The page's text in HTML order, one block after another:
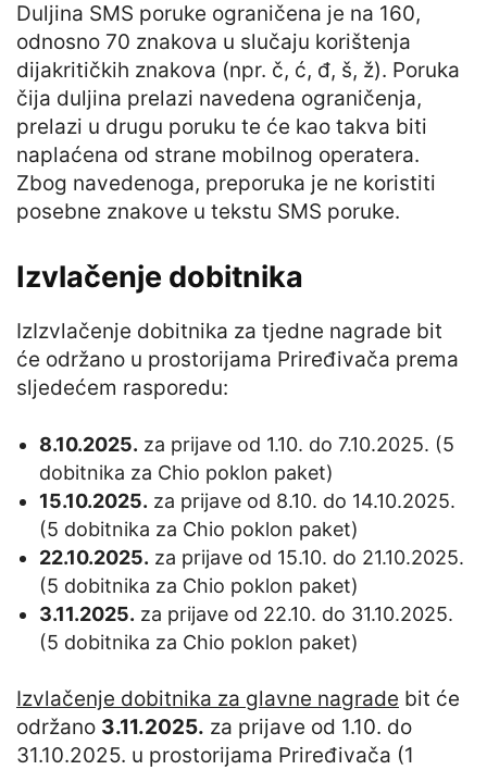
Duljina SMS poruke ograničena je na 160,
odnosno 70 znakova u slučaju korištenja
dijakritičkih znakova (npr. č, ć, đ, š, ž). Poruka
čija duljina prelazi navedena ograničenja,
prelazi u drugu poruku te će kao takva biti
naplaćena od strane mobilnog operatera.
Zbog navedenoga, preporuka je ne koristiti
posebne znakove u tekstu SMS poruke.
Izvlačenje dobitnika
IzIzvlačenje dobitnika za tjedne nagrade bit
će održano u prostorijama Priređivača prema
sljedećem rasporedu:
8.10.2025. za prijave od 1.10. do 7.10.2025. (5
dobitnika za Chio poklon paket)
15.10.2025. za prijave od 8.10. do 14.10.2025.
(5 dobitnika za Chio poklon paket)
22.10.2025. za prijave od 15.10. do 21.10.2025.
(5 dobitnika za Chio poklon paket)
3.11.2025. za prijave od 22.10. do 31.10.2025.
(5 dobitnika za Chio poklon paket)
Izvlačenje dobitnika za glavne nagrade bit će
održano 3.11.2025. za prijave od 1.10. do
31.10.2025. u prostorijama Priređivača (1